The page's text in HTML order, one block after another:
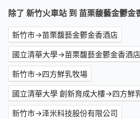
除了 新竹火車站 到 苗栗馥藝金鬱
新竹市→苗栗馥藝金鬱金香酒店
國立清華大學→苗栗馥藝金鬱金香酒店
新竹市→四方鮮乳牧場
國立清華大學 創新育成大樓→四方鮮
新竹市→泽米科技股份有限公司